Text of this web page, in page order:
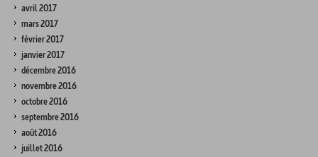
avril 2017
mars 2017
février 2017
janvier 2017
décembre 2016
novembre 2016
octobre 2016
septembre 2016
août 2016
juillet 2016